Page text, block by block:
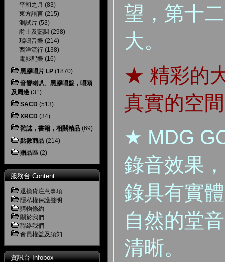
- 平和之月 (83)
- 東方語言 (215)
- 測試片 (53)
- 爵士及藍調 (298)
- 瑞鳴音樂 (214)
- 西洋流行 (138)
- 電影配樂 (16)
黑膠唱片 LP (1870)
音響喇叭、黑膠唱盤，唱頭
及周邊 (31)
SACD (513)
XRCD (34)
雜誌，書籍，相關精品 (69)
點數商品 (214)
贈品區 (2)
服務台 Content
退換貨注意事項
隱私權保護聲明
購物條約
關於我們
聯絡我們
會員權益及須知
資訊台 Infobox
望，第十
大。
★ 精彩的
真實的空
★ MDG
錄音效果
錄具有實
自然的堂
清晰。